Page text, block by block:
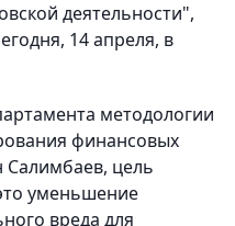
деятельности",
14 апреля, в
методологии
финансовых
цель
уменьшение
вреда для